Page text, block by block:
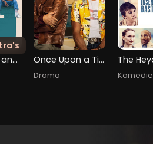
Me and Earl and the Dying Girl
Once Upon a Time... in Hollywood
Drama Komedie